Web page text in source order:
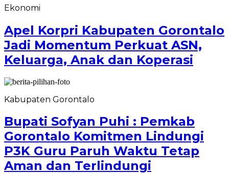
Ekonomi
Apel Korpri Kabupaten Gorontalo
Jadi Momentum Perkuat ASN,
Keluarga, Anak dan Koperasi
Kabupaten Gorontalo
Bupati Sofyan Puhi : Pemkab
Gorontalo Komitmen Lindungi
P3K Guru Paruh Waktu Tetap
Aman dan Terlindungi